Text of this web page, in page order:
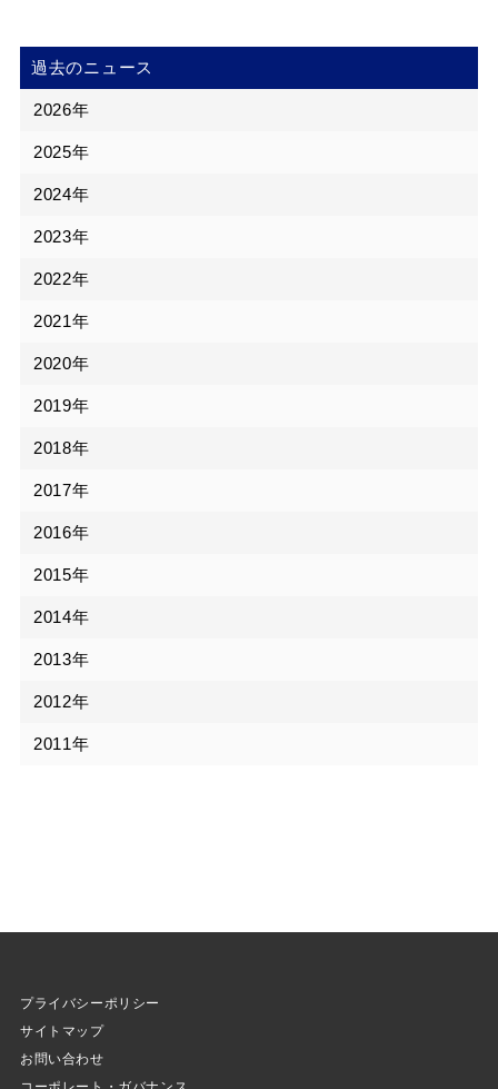
過去のニュース
2026年
2025年
2024年
2023年
2022年
2021年
2020年
2019年
2018年
2017年
2016年
2015年
2014年
2013年
2012年
2011年
プライバシーポリシー
サイトマップ
お問い合わせ